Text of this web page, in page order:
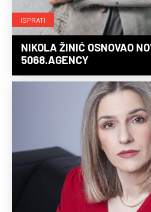
ISPRATI
NIKOLA ŽINIĆ OSNOVAO
5068.AGENCY